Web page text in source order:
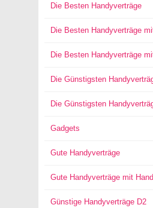
Die Besten Handyverträge
Die Besten Handyverträge
Die Besten Handyverträge
Die Günstigsten
Die Günstigsten
Gadgets
Gute Handyverträge
Gute Handyverträge mit
Günstige Handyverträge D2